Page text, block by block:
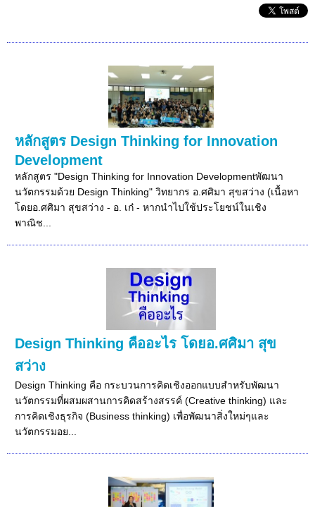
หลักสูตร Design Thinking for Innovation
Development
หลักสูตร "Design Thinking for Innovation Developmentพัฒนา
นวัตกรรมด้วย Design Thinking" วิทยากร อ.ศศิมา สุขสว่าง (เนื้อหา
โดยอ.ศศิมา สุขสว่าง - อ. เก๋ - หากนำไปใช้ประโยชน์ในเชิง
พาณิช...
Design Thinking คืออะไร โดยอ.ศศิมา สุข
สว่าง
Design Thinking คือ กระบวนการคิดเชิงออกแบบสำหรับพัฒนา
นวัตกรรมที่ผสมผสานการคิดสร้างสรรค์ (Creative thinking) และ
การคิดเชิงธุรกิจ (Business thinking) เพื่อพัฒนาสิ่งใหม่ๆและ
นวัตกรรมอย...